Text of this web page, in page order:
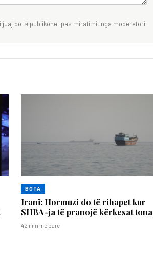
juaj do të publikohet pas miratimit nga moderatori.
BOTA
Irani: Hormuzi do të rihapet kur
SHBA-ja të pranojë kërkesat tona
42 min më parë